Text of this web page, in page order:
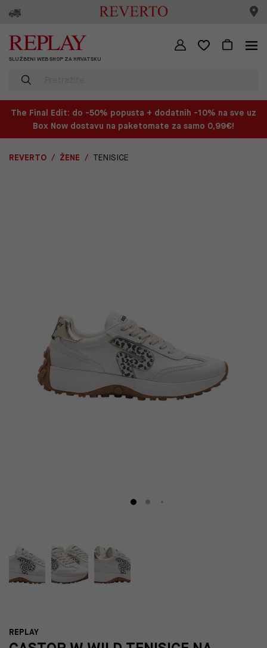
SLUŽBENI WEB SHOP ZA HRVATSKU
The Final Edit: do -50% popusta + dodatnih -10% na sve uz
Box Now dostavu na paketomate za samo 0,99€!
REVERTO ŽENE TENISICE
REPLAY